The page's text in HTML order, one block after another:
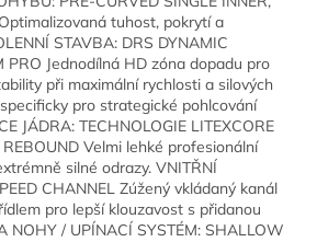
tuhost, pokrytí a
STAVBA: DRS DYNAMIC
PRO Jednodílná HD zóna dopadu pro
při maximální rychlosti a silových
pro strategické pohlcování
JÁDRA: TECHNOLOGIE LITEXCORE
Velmi lehké profesionální
silné odrazy. VNITŘNÍ
CHANNEL Zúžený vkládaný kanál
pro lepší klouzavost s přidanou
NOHY / UPÍNACÍ SYSTÉM: SHALLOW